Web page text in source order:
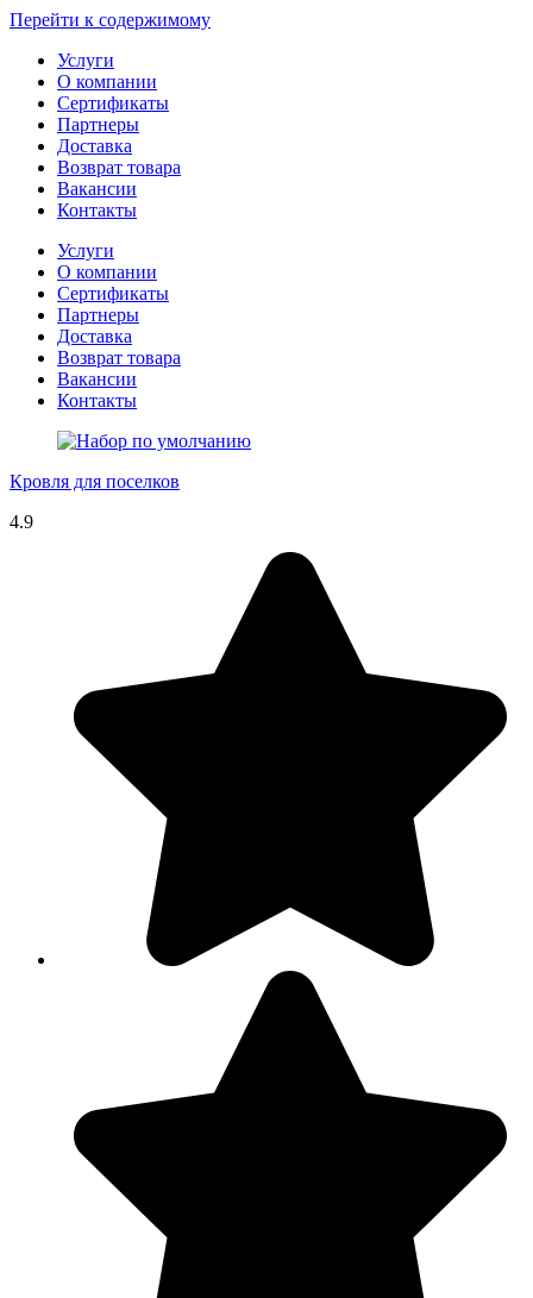
Перейти к содержимому
Услуги
О компании
Сертификаты
Партнеры
Доставка
Возврат товара
Вакансии
Контакты
Услуги
О компании
Сертификаты
Партнеры
Доставка
Возврат товара
Вакансии
Контакты
Кровля для поселков
4.9